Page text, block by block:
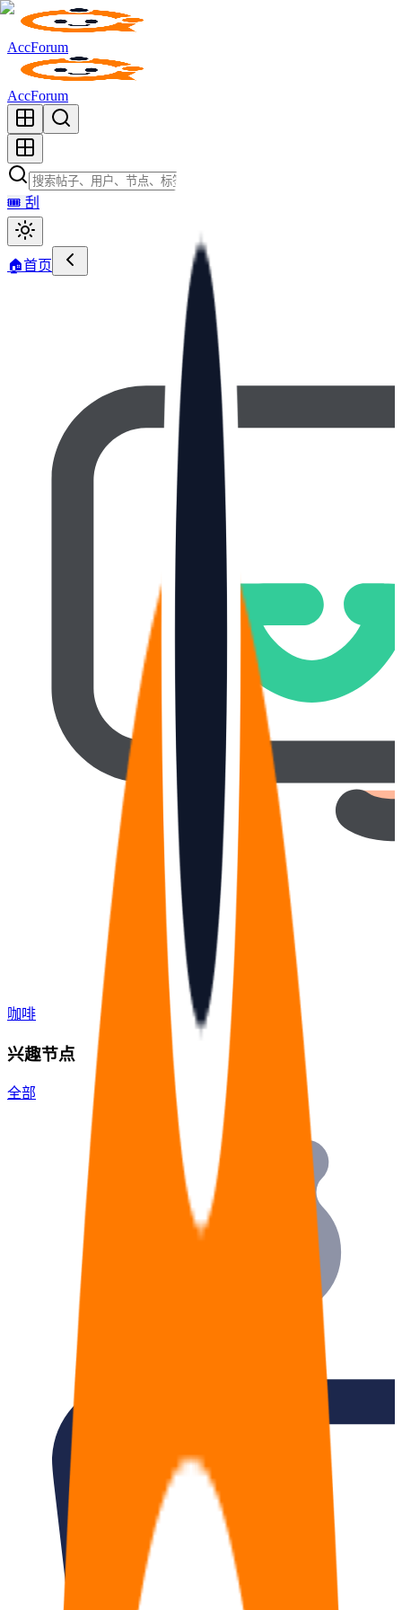
AccForum
AccForum
🎟️ 刮
🏠首页
咖啡
兴趣节点
全部